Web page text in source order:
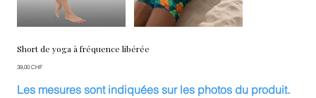
Short de yoga à fréquence libérée
Prix
39,00 CHF
Les mesures sont indiquées sur les photos du produit.